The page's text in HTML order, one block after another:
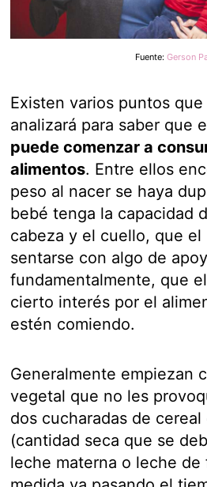
Fuente: Gerson
Existen varios puntos
analizará para saber que
puede comenzar a
alimentos. Entre ellos
peso al nacer se haya
bebé tenga la capacidad
cabeza y el cuello, que el
sentarse con algo de
fundamentalmente, que
cierto interés por el
estén comiendo.
Generalmente empiezan
vegetal que no les
dos cucharadas de
(cantidad seca que se
leche materna o leche de